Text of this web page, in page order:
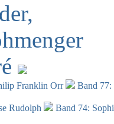
Franklin Orr
Band
Rudolph
Band 74: